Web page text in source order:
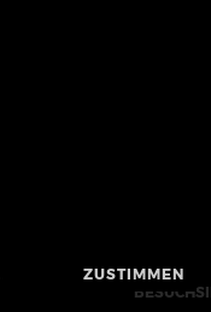
ZUSTIMMEN